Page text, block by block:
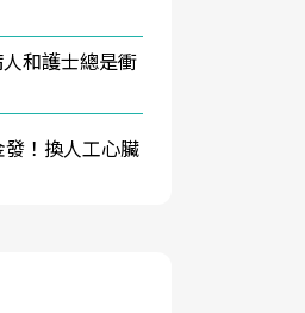
和護士總是衝
！換人工心臟